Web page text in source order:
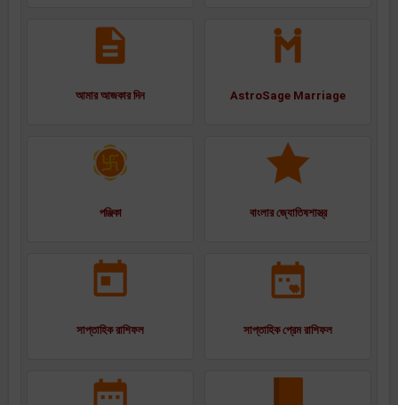
আমার আজকার দিন AstroSage Marriage
পঞ্জিকা বাংলার জ্যোতিষশাস্ত্র
সাপ্তাহিক রাশিফল সাপ্তাহিক প্রেম রাশিফল